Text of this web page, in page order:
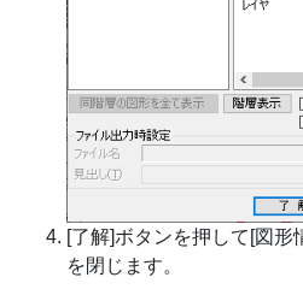
[了解]ボタンを押して[図形
を閉じます。